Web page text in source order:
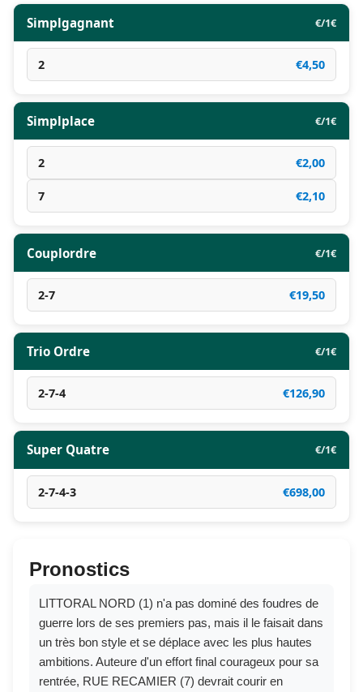
Simplgagnant €/1€
2 €4,50
Simplplace €/1€
2 €2,00
7 €2,10
Couplordre €/1€
2-7 €19,50
Trio Ordre €/1€
2-7-4 €126,90
Super Quatre €/1€
2-7-4-3 €698,00
Pronostics
LITTORAL NORD (1) n'a pas dominé des foudres de
guerre lors de ses premiers pas, mais il le faisait dans
un très bon style et se déplace avec les plus hautes
ambitions. Auteure d'un effort final courageux pour sa
rentrée, RUE RECAMIER (7) devrait courir en